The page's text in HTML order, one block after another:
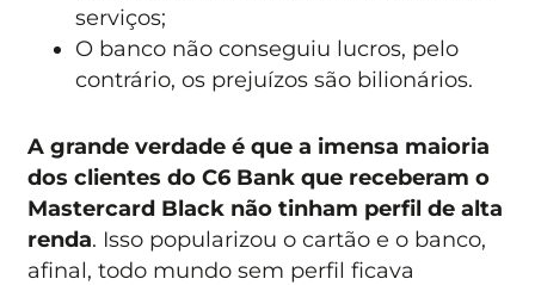
serviços;
O banco não conseguiu lucros, pelo
contrário, os prejuízos são bilionários.
A grande verdade é que a imensa maioria
dos clientes do C6 Bank que receberam o
Mastercard Black não tinham perfil de alta
renda. Isso popularizou o cartão e o banco,
afinal, todo mundo sem perfil ficava